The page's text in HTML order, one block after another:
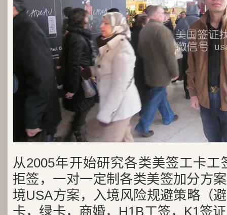
从2005年开始研究各类美签工卡工
拒签，一对一定制各类美签加分方
境USA方案，入境风险规避策略（
卡，绿卡，商婚，H1B工签，K1签